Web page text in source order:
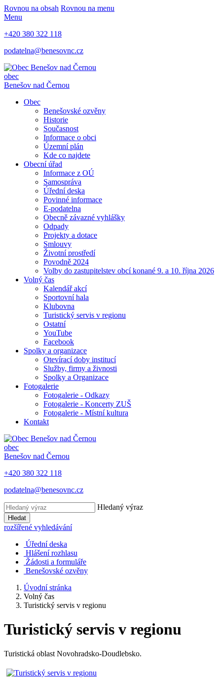
Rovnou na obsah Rovnou na menu
Menu
+420 380 322 118
podatelna@benesovnc.cz
obec
Benešov nad Černou
Obec
Benešovské ozvěny
Historie
Současnost
Informace o obci
Územní plán
Kde co najdete
Obecní úřad
Informace z OÚ
Samospráva
Úřední deska
Povinné informace
E-podatelna
Obecně závazné vyhlášky
Odpady
Projekty a dotace
Smlouvy
Životní prostředí
Povodně 2024
Volby do zastupitelstev obcí konané 9. a 10. října 2026
Volný čas
Kalendář akcí
Sportovní hala
Klubovna
Turistický servis v regionu
Ostatní
YouTube
Facebook
Spolky a organizace
Otevírací doby institucí
Služby, firmy a živnosti
Spolky a Organizace
Fotogalerie
Fotogalerie - Odkazy
Fotogalerie - Koncerty ZUŠ
Fotogalerie - Místní kultura
Kontakt
obec
Benešov nad Černou
+420 380 322 118
podatelna@benesovnc.cz
Hledaný výraz
Hledat
rozšířené vyhledávání
Úřední deska
Hlášení rozhlasu
Žádosti a formuláře
Benešovské ozvěny
Úvodní stránka
Volný čas
Turistický servis v regionu
Turistický servis v regionu
Turistická oblast Novohradsko-Doudlebsko.